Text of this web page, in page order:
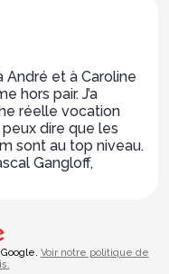
André et à Caroline
hors pair. J’a
réelle vocation
dire que les
sont au top niveau.
Gangloff,
Voir notre politique de